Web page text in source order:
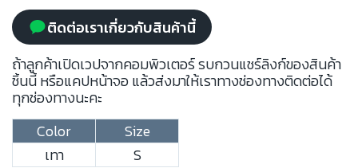
ติดต่อเราเกี่ยวกับสินค้านี้
ถ้าลูกค้าเปิดเวปจากคอมพิวเตอร์ รบกวนแชร์ลิงก์ของสินค้า
ชิ้นนี้ หรือแคปหน้าจอ แล้วส่งมาให้เราทางช่องทางติดต่อได้
ทุกช่องทางนะคะ
Color
Size
เทา
S